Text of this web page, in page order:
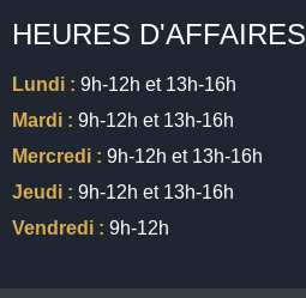
HEURES D'AFFAIRES
Lundi : 9h-12h et 13h-16h
Mardi : 9h-12h et 13h-16h
Mercredi : 9h-12h et 13h-16h
Jeudi : 9h-12h et 13h-16h
Vendredi : 9h-12h